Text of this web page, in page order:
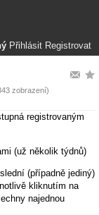
Přihlásit Registrovat
zobrazení)
registrovaným
(už několik týdnů)
(případně jediný)
kliknutím na
najednou